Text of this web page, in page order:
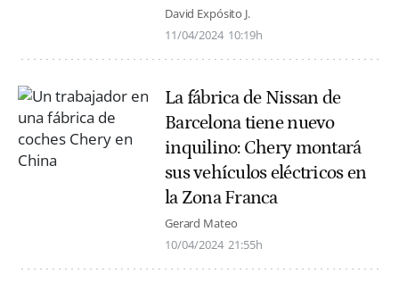
David Expósito J.
11/04/2024 10:19h
La fábrica de Nissan de
Barcelona tiene nuevo
inquilino: Chery montará
sus vehículos eléctricos en
la Zona Franca
Gerard Mateo
10/04/2024 21:55h